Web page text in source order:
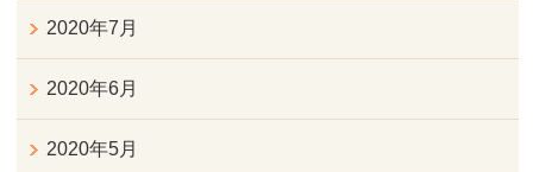
2020年7月
2020年6月
2020年5月